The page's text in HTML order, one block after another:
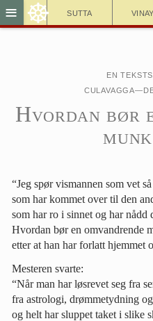
Sutta
≡ ☸
En
Hvordan bør
“Jeg spør vismannen som vet
som har kommet over til den
som har ro i sinnet og har nådd
Hvordan bør en omvandrende
etter at han har forlatt hjemmet
Mesteren svarte:
“Når man har løsrevet seg fra
fra astrologi, drømmetydning
og helt har sluppet taket i slike